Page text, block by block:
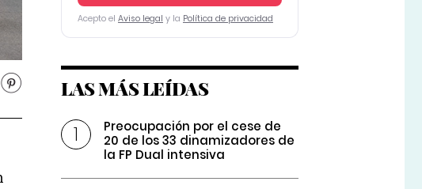
Acepto el Aviso legal y la Política de privacidad
LAS MÁS LEÍDAS
Preocupación por el cese de
20 de los 33 dinamizadores de
la FP Dual intensiva